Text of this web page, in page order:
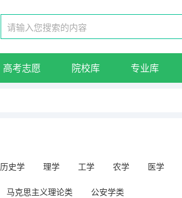
高考志愿 院校库 专业库
历史学 理学 工学 农学 医学
马克思主义理论类 公安学类